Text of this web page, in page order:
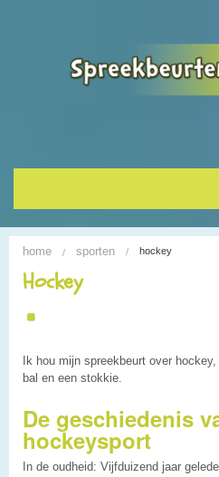
Home
Onderwerp vinden
Spreekbeurt houden
Alle Spreekbeurten
home sporten hockey
Hockey
Ik hou mijn spreekbeurt over
bal en een stokkie.
De geschiedenis
hockeysport
In de oudheid: Vijfduizend jaar